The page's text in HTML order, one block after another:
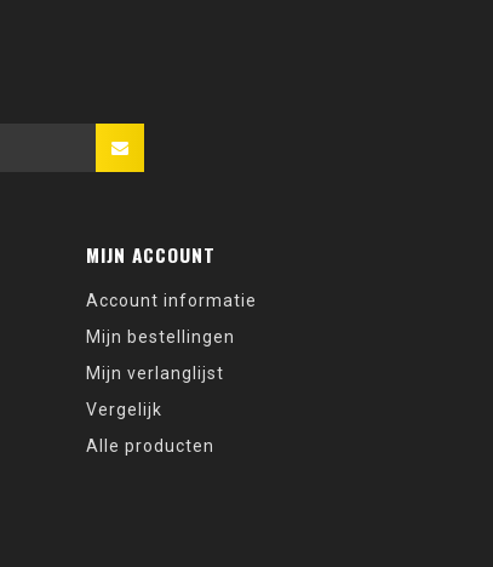
MIJN ACCOUNT
Account informatie
Mijn bestellingen
Mijn verlanglijst
Vergelijk
Alle producten